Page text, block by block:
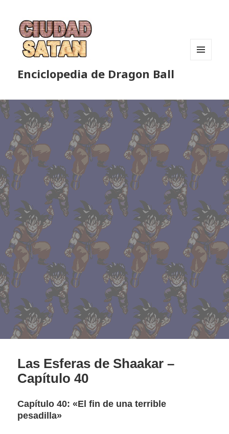
Enciclopedia de Dragon Ball
Las Esferas de Shaakar –
Capítulo 40
Capítulo 40: «El fin de una terrible
pesadilla»